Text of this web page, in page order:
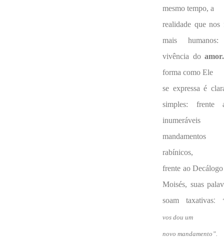
mesmo tempo, a
realidade que nos
mais
vivência do amor.
forma como Ele
se expressa é
simples: frente
inumeráveis
mandamentos
rabínicos,
frente ao
Moisés, suas
soam taxativas:
vos dou um
novo mandamento”.